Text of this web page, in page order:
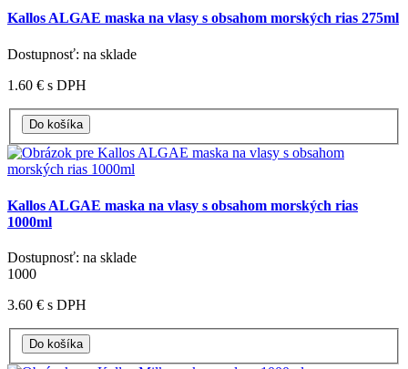
Kallos ALGAE maska na vlasy s obsahom morských rias 275ml
Dostupnosť: na sklade
1.60 € s DPH
Kallos ALGAE maska na vlasy s obsahom morských rias
1000ml
Dostupnosť: na sklade
1000
3.60 € s DPH